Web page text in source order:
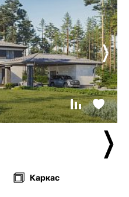
Каркас